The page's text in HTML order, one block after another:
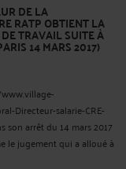
DE LA
RATP OBTIENT LA
TRAVAIL SUITE À
14 MARS 2017)
Directeur-salarie-CRE-
son arrêt du 14 mars 2017
le jugement qui a alloué à